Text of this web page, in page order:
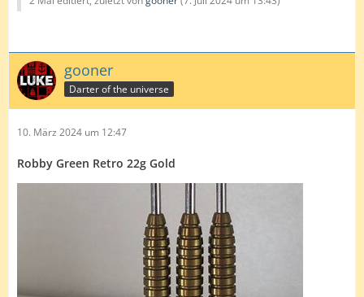
gooner
Darter of the universe
10. März 2024 um 12:47
Robby Green Retro 22g Gold